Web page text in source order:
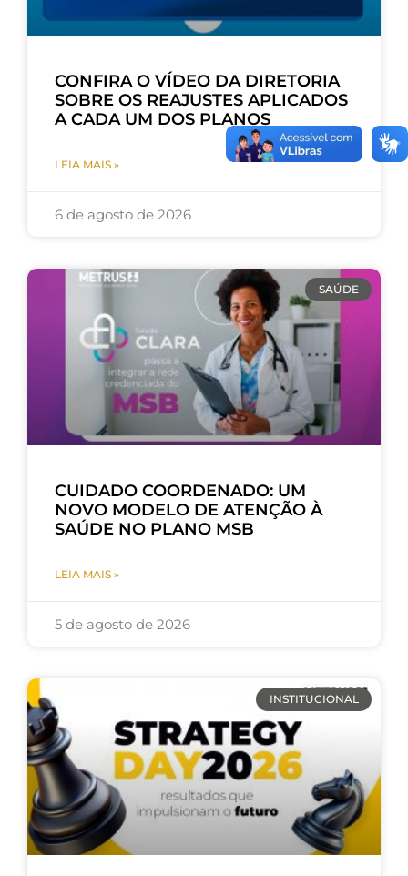
CONFIRA O VÍDEO DA DIRETORIA
SOBRE OS REAJUSTES APLICADOS
A CADA UM DOS PLANOS
LEIA MAIS »
6 de agosto de 2026
SAÚDE
CUIDADO COORDENADO: UM
NOVO MODELO DE ATENÇÃO À
SAÚDE NO PLANO MSB
LEIA MAIS »
5 de agosto de 2026
INSTITUCIONAL